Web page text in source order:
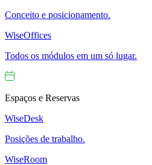
Conceito e posicionamento.
WiseOffices
Todos os módulos em um só lugar.
Espaços e Reservas
WiseDesk
Posições de trabalho.
WiseRoom